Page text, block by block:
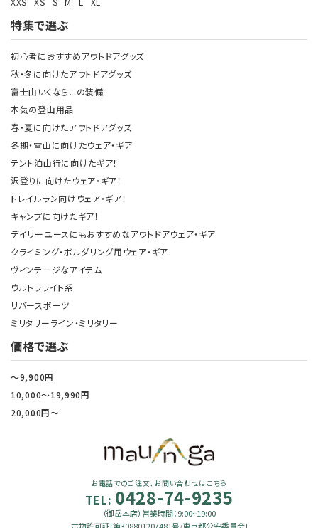
特集で選ぶ
初心者におすすめアウトドアグッズ
秋・冬に向けたアウトドアグッズ
富士山いくならこの装備
本気の登山用品
春・夏に向けたアウトドアグッズ
冬期・雪山に向けたウェア・ギア
テント泊山行に向けたギア！
沢登りに向けたウェア・ギア！
トレイルラン向けウェア・ギア！
キャンプに向けたギア！
デイリーユースにもおすすめなアウトドアウェア・ギア
クライミング・ボルダリング用ウェア・ギア
ヴィンテージなアイテム
ウルトラライト系
リバースポーツ
ミリタリーライン・ミリタリー
価格で選ぶ
～9,900円
10,000～19,990円
20,000円～
お電話でのご注文、お問い合わせはこちら
TEL: 0428-74-9235
（御岳本店）営業時間：9:00~19:00